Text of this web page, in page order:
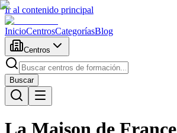
Ir al contenido principal
InicioCentrosCategoríasBlog
Centros
Buscar